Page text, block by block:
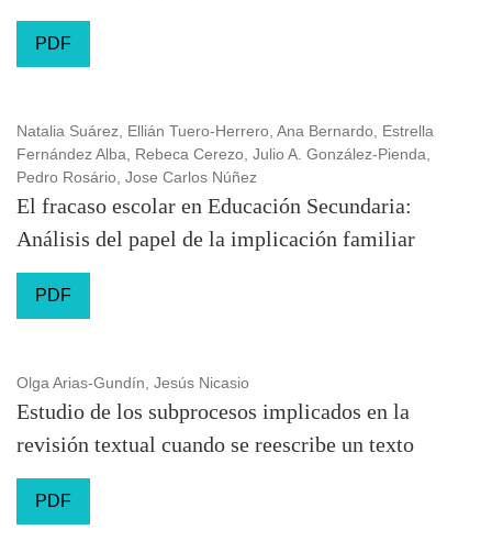
PDF
Natalia Suárez, Ellián Tuero-Herrero, Ana Bernardo, Estrella
Fernández Alba, Rebeca Cerezo, Julio A. González-Pienda,
Pedro Rosário, Jose Carlos Núñez
El fracaso escolar en Educación Secundaria:
Análisis del papel de la implicación familiar
PDF
Olga Arias-Gundín, Jesús Nicasio
Estudio de los subprocesos implicados en la
revisión textual cuando se reescribe un texto
PDF